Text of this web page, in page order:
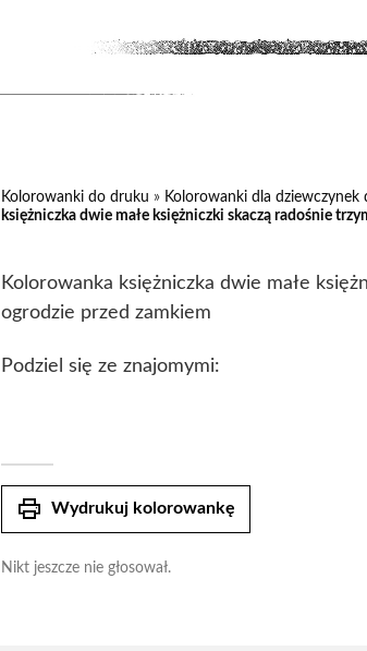
Kolorowanki do druku » Kolorowanki dla dziewczynek
księżniczka dwie małe księżniczki skaczą radośnie
Kolorowanka księżniczka dwie małe
ogrodzie przed zamkiem
Podziel się ze znajomymi:
print Wydrukuj kolorowankę
Nikt jeszcze nie głosował.